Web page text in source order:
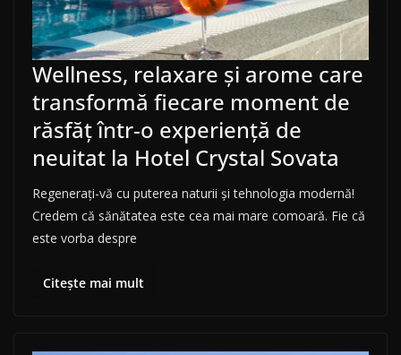
Wellness, relaxare și arome care
transformă fiecare moment de
răsfăț într-o experiență de
neuitat la Hotel Crystal Sovata
Regenerați-vă cu puterea naturii și tehnologia modernă!
Credem că sănătatea este cea mai mare comoară. Fie că
este vorba despre
Citește mai mult